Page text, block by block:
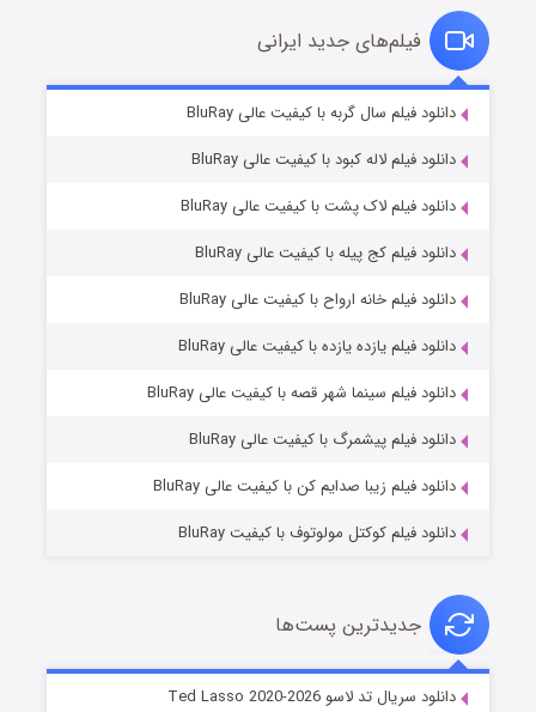
قسمت۷ (زیرنویس) منتشر شد
خاندان اژدها فصل ۳
فیلم‌های جدید ایرانی
دانلود فیلم سال گربه با کیفیت عالی BluRay
دانلود فیلم لاله کبود با کیفیت عالی BluRay
دانلود فیلم لاک پشت با کیفیت عالی BluRay
دانلود فیلم کج‌ پیله با کیفیت عالی BluRay
دانلود فیلم خانه ارواح با کیفیت عالی BluRay
دانلود فیلم یازده یازده با کیفیت عالی BluRay
دانلود فیلم سینما شهر قصه با کیفیت عالی BluRay
دانلود فیلم پیشمرگ با کیفیت عالی BluRay
دانلود فیلم زیبا صدایم کن با کیفیت عالی BluRay
دانلود فیلم کوکتل مولوتوف با کیفیت BluRay
جدیدترین پست‌ها
دانلود سریال تد لاسو Ted Lasso 2020-2026